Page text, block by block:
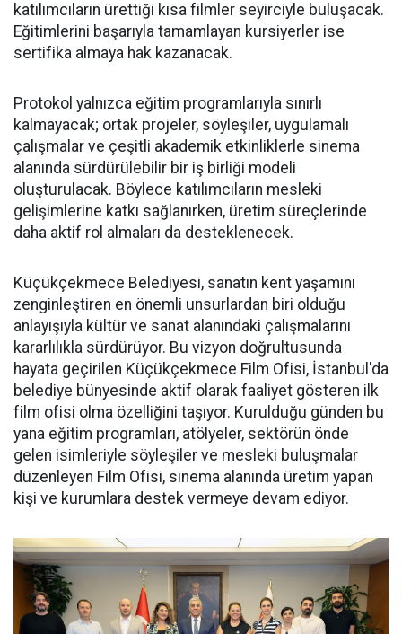
katılımcıların ürettiği kısa filmler seyirciyle buluşacak.
Eğitimlerini başarıyla tamamlayan kursiyerler ise
sertifika almaya hak kazanacak.
Protokol yalnızca eğitim programlarıyla sınırlı
kalmayacak; ortak projeler, söyleşiler, uygulamalı
çalışmalar ve çeşitli akademik etkinliklerle sinema
alanında sürdürülebilir bir iş birliği modeli
oluşturulacak. Böylece katılımcıların mesleki
gelişimlerine katkı sağlanırken, üretim süreçlerinde
daha aktif rol almaları da desteklenecek.
Küçükçekmece Belediyesi, sanatın kent yaşamını
zenginleştiren en önemli unsurlardan biri olduğu
anlayışıyla kültür ve sanat alanındaki çalışmalarını
kararlılıkla sürdürüyor. Bu vizyon doğrultusunda
hayata geçirilen Küçükçekmece Film Ofisi, İstanbul'da
belediye bünyesinde aktif olarak faaliyet gösteren ilk
film ofisi olma özelliğini taşıyor. Kurulduğu günden bu
yana eğitim programları, atölyeler, sektörün önde
gelen isimleriyle söyleşiler ve mesleki buluşmalar
düzenleyen Film Ofisi, sinema alanında üretim yapan
kişi ve kurumlara destek vermeye devam ediyor.